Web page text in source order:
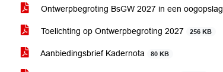
Ontwerpbegroting BsGW 2027 in een oogopslag
Toelichting op Ontwerpbegroting 2027 256 KB
Aanbiedingsbrief Kadernota 80 KB